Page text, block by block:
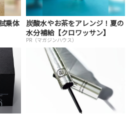
乗体
炭酸水やお茶をアレンジ！夏の
水分補給【クロワッサン】
PR（マガジンハウス）